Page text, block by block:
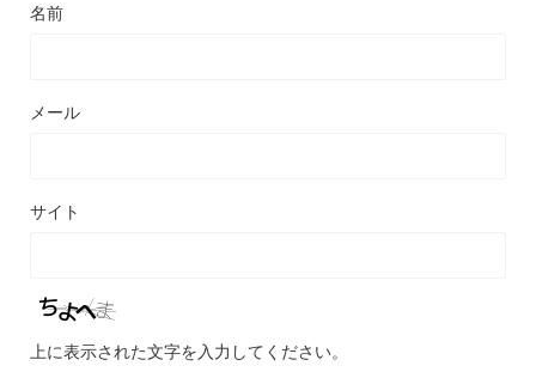
名前
メール
サイト
上に表示された文字を入力してください。